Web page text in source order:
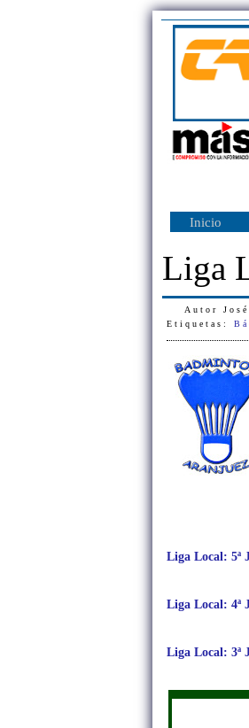
Inicio
Liga
Autor
Etiquetas:
Liga Local: 5ª
Liga Local: 4ª
Liga Local: 3ª